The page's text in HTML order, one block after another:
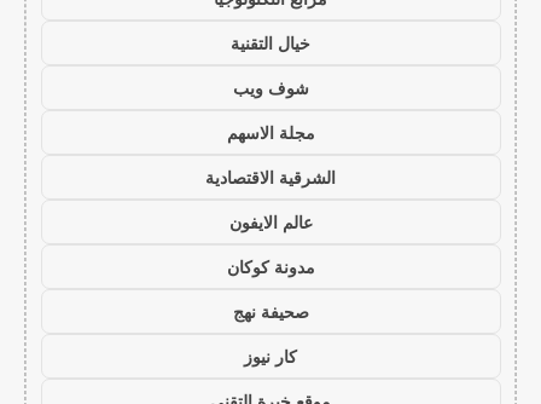
خيال التقنية
شوف ويب
مجلة الاسهم
الشرقية الاقتصادية
عالم الايفون
مدونة كوكان
صحيفة نهج
كار نيوز